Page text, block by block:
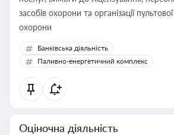
засобів охорони та організації
охорони
Банківська діяльність
Паливно-енергетичний комплекс
Оціночна діяльність